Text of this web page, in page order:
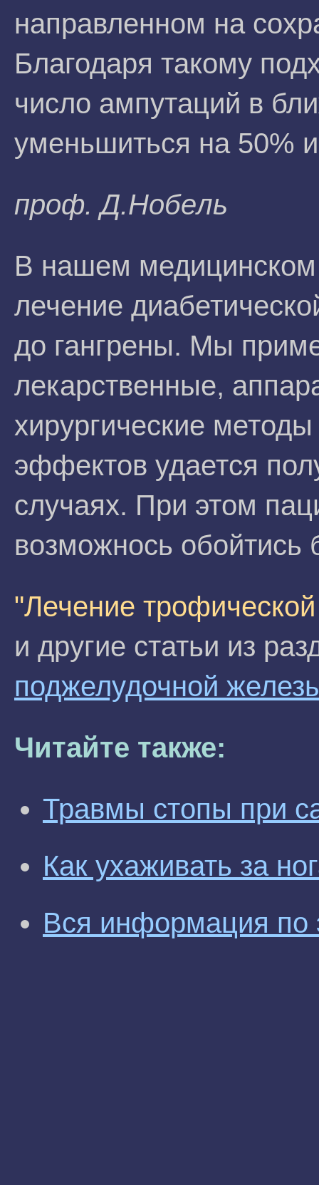
направленном на
Благодаря такому
число ампутаций в
уменьшиться на 50%
проф. Д.Hoбeль
В нашем медицинском
лечение
до гангрены. Мы
лекарственные,
хирургические
эффектов удается
случаях. При этом
возможнось обойтись
"Лечение
и другие статьи из
поджелудочной
Читайте также:
Травмы стопы при
Как ухаживать за
Вся информация по